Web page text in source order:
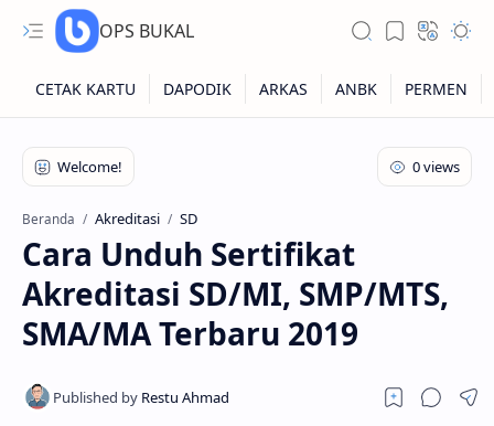
OPS BUKAL
Kartu NUPTK
Kartu NRG
Kartu NISN
Kartu NISN Foto
Kartu NISN Massal
Beranda Akreditasi SD
Cara Unduh Sertifikat
Akreditasi SD/MI, SMP/MTS,
SMA/MA Terbaru 2019